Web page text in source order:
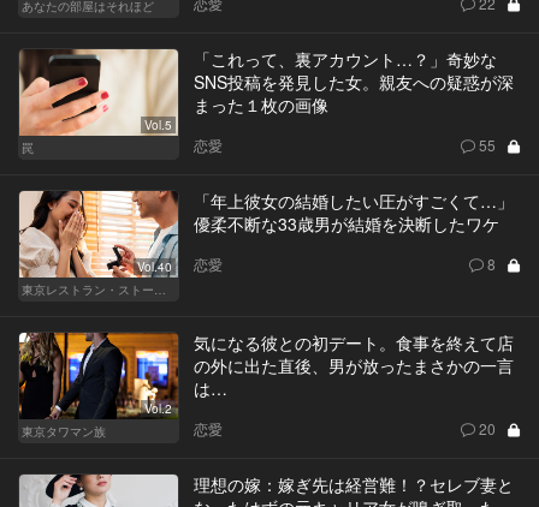
あなたの部屋はそれほど
Vol.5
罠
「これって、裏アカウント…？」奇妙な
SNS投稿を発見した女。親友への疑惑が深
まった１枚の画像
恋愛 55
Vol.40
東京レストラン・ストーリー
「年上彼女の結婚したい圧がすごくて…」
優柔不断な33歳男が結婚を決断したワケ
恋愛 8
Vol.2
東京タワマン族
気になる彼との初デート。食事を終えて店
の外に出た直後、男が放ったまさかの一言
は…
恋愛 20
理想の嫁：嫁ぎ先は経営難！？セレブ妻と